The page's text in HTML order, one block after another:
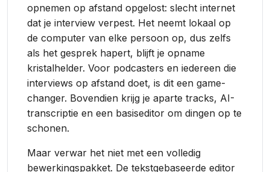
opnemen op afstand opgelost: slecht internet
dat je interview verpest. Het neemt lokaal op
de computer van elke persoon op, dus zelfs
als het gesprek hapert, blijft je opname
kristalhelder. Voor podcasters en iedereen die
interviews op afstand doet, is dit een game-
changer. Bovendien krijg je aparte tracks, AI-
transcriptie en een basiseditor om dingen op te
schonen.
Maar verwar het niet met een volledig
bewerkingspakket. De tekstgebaseerde editor